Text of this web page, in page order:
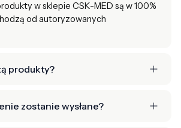
w sklepie CSK-MED są w 100%
od autoryzowanych
produkty?
zostanie wysłane?